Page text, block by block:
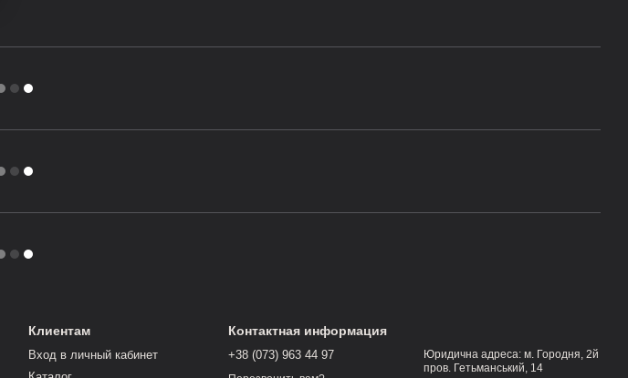
Клиентам
Вход в личный кабинет
Контактная информация
+38 (073) 963 44 97
Юридична адреса: м. Городня, 2й
пров. Гетьманський, 14